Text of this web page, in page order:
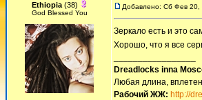
Ethiopia(38)
God Blessed You
Добавлено: Сб Фев 20,
Зеркало есть и это
Хорошо, что я все
Dreadlocks inna
Любая длина,
Рабочий ЖЖ: http://